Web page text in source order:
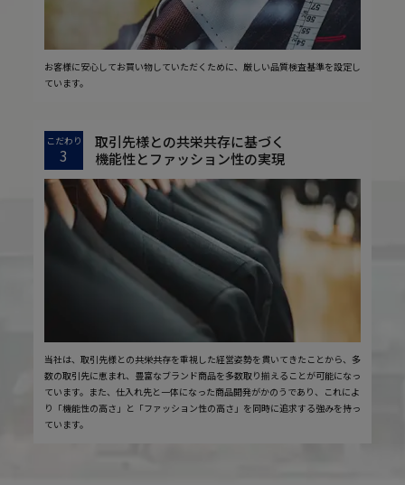
お客様に安心してお買い物していただくために、厳しい品質検査基準を設定し
ています。
こだわり
3
取引先様との共栄共存に基づく
機能性とファッション性の実現
当社は、取引先様との共栄共存を重視した経営姿勢を貫いてきたことから、多
数の取引先に恵まれ、豊富なブランド商品を多数取り揃えることが可能になっ
ています。また、仕入れ先と一体になった商品開発がかのうであり、これによ
り「機能性の高さ」と「ファッション性の高さ」を同時に追求する強みを持っ
ています。